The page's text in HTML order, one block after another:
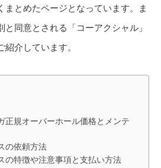
まとめたページとなっています。ま
同意とされる「コーアクシャル」
介しています。
正規オーバーホール価格とメンテ
の依頼方法
の特徴や注意事項と支払い方法